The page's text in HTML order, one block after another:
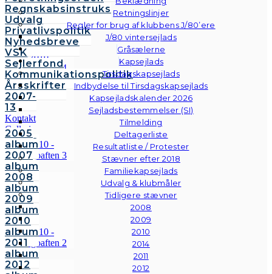
Retningslinjer
Regler for brug af klubbens J/80’ere
J/80 vintersejlads
Gråsælerne
Kapsejlads
Tirsdagskapsejlads
Indbydelse til Tirsdagskapsejlads
Kapsejladskalender 2026
Sejladsbestemmelser (SI)
Tilmelding
Deltagerliste
Resultatliste / Protester
Stævner efter 2018
Familiekapsejlads
Udvalg & klubmåler
Tidligere stævner
2008
2009
2010
2014
2011
2012
Regnskabsinstruks
Udvalg
Privatlivspolitik
Nyhedsbreve
VSK
Sejlerfond
Kommunikationspolitik
Årsskrifter
2007-
13
Kontakt
Galleri
Andre
fotos
2005
album
2007
album
2008
album
2009
album
2010
album
2011
album
2012